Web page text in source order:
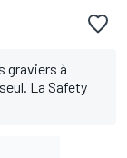
graviers à
La Safety